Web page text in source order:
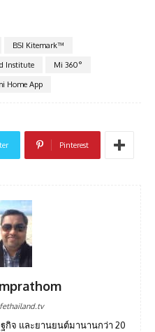
BSI Kitemark™
Institute
Mi 360°
Home App
Pinterest
กิจ และยานยนต์มานานกว่า 20